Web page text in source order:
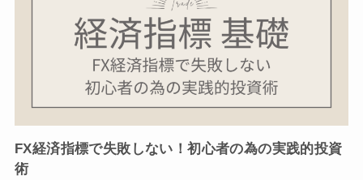
FX経済指標で失敗しない！初心者の為の実践的投資
術